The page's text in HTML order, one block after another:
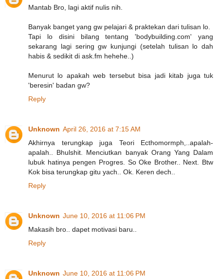
Mantab Bro, lagi aktif nulis nih.
Banyak banget yang gw pelajari & praktekan dari tulisan lo.
Tapi lo disini bilang tentang 'bodybuilding.com' yang
sekarang lagi sering gw kunjungi (setelah tulisan lo dah
habis & sedikit di ask.fm hehehe..)
Menurut lo apakah web tersebut bisa jadi kitab juga tuk
'beresin' badan gw?
Reply
Unknown April 26, 2016 at 7:15 AM
Akhirnya terungkap juga Teori Ecthomormph,..apalah-
apalah.. Bhulshit. Menciutkan banyak Orang Yang Dalam
lubuk hatinya pengen Progres. So Oke Brother.. Next. Btw
Kok bisa terungkap gitu yach.. Ok. Keren dech..
Reply
Unknown June 10, 2016 at 11:06 PM
Makasih bro.. dapet motivasi baru..
Reply
Unknown June 10, 2016 at 11:06 PM